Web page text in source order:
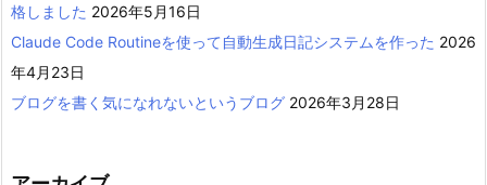
格しました 2026年5月16日
Claude Code Routineを使って自動生成日記システムを作った 2026
年4月23日
ブログを書く気になれないというブログ 2026年3月28日